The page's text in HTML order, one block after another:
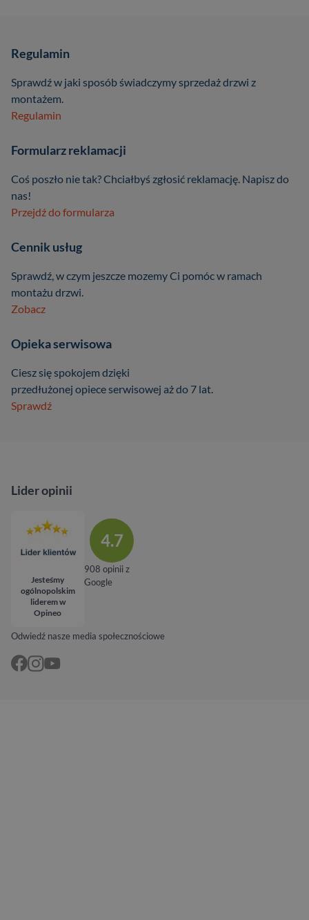
Regulamin
Sprawdź w jaki sposób świadczymy sprzedaż drzwi z
montażem.
Regulamin
Formularz reklamacji
Coś poszło nie tak? Chciałbyś zgłosić reklamację. Napisz do
nas!
Przejdź do formularza
Cennik usług
Sprawdź, w czym jeszcze mozemy Ci pomóc w ramach
montażu drzwi.
Zobacz
Opieka serwisowa
Ciesz się spokojem dzięki
przedłużonej opiece serwisowej aż do 7 lat.
Sprawdź
Odwiedź nasze media społecznościowe
Lider opinii
Jesteśmy
ogólnopolskim
liderem w
Opineo
4.7
908 opinii z
Google